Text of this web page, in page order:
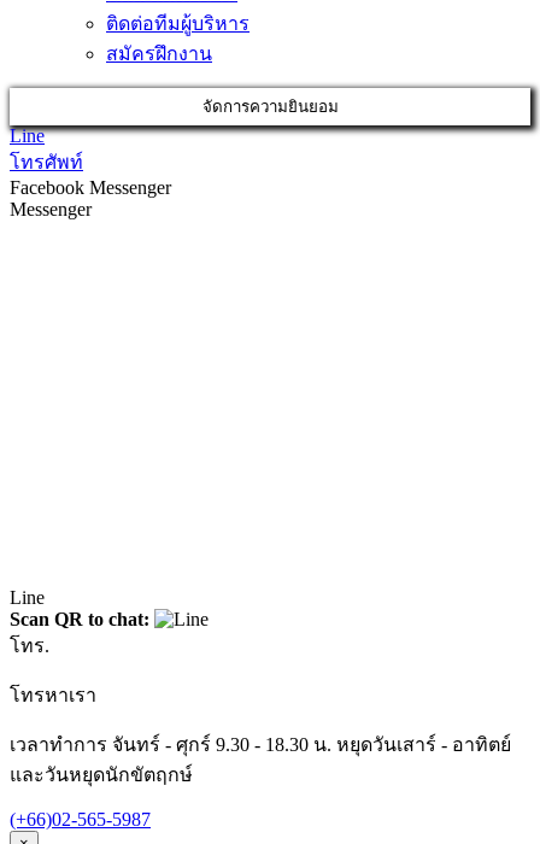
ติดต่อทีมผู้บริหาร
สมัครฝึกงาน
จัดการความยินยอม
Line
โทรศัพท์
Facebook Messenger
Messenger
Line
Scan QR to chat:
โทร.
โทรหาเรา
เวลาทำการ จันทร์ - ศุกร์ 9.30 - 18.30 น. หยุดวันเสาร์ - อาทิตย์
และวันหยุดนักขัตฤกษ์
(+66)02-565-5987